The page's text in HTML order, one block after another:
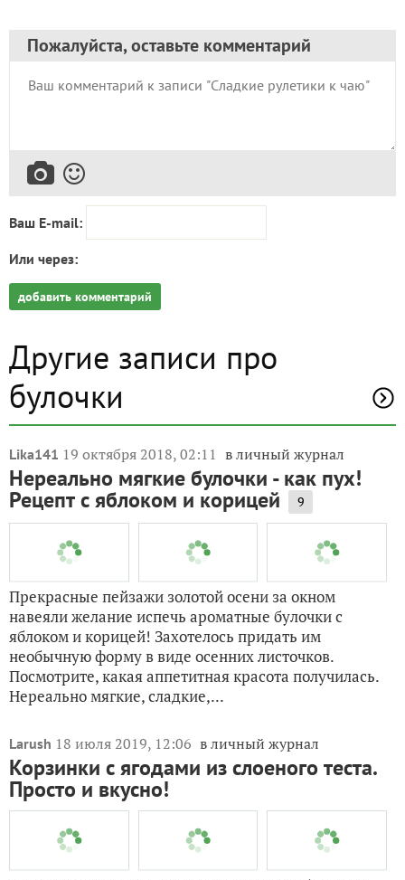
Ваш E-mail:
Или через:
Другие записи про
булочки
Lika141 19 октября 2018, 02:11
Нереально мягкие булочки - как пух!
Прекрасные пейзажи золотой осени за окном
навеяли желание испечь ароматные булочки с
яблоком и корицей! Захотелось придать им
необычную форму в виде осенних листочков.
Посмотрите, какая аппетитная красота получилась.
Нереально мягкие, сладкие,...
18 июля 2019, 12:06
Корзинки с ягодами из слоеного теста.
Просто и вкусно!
Этот рецепт для тех, кому нужно просто, быстро и
вкусно, а еще ягодку сверху:) Если сегодня это про
слоеного теста! Ингредиентына 8 булочек Тесло
слоеное бездрожжевое — 500 гЯйцо — 1...
Natali0207 13 февраля 2022, 05:55
Пышные булочки с начинкой из мака и
грецких орехов